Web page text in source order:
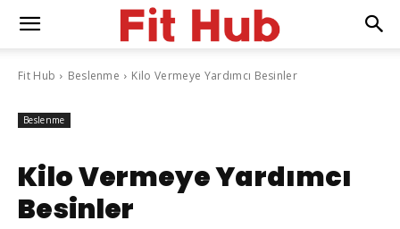
Fit Hub Beslenme Kilo Vermeye Yardımcı Besinler
Beslenme
Kilo Vermeye Yardımcı
Besinler